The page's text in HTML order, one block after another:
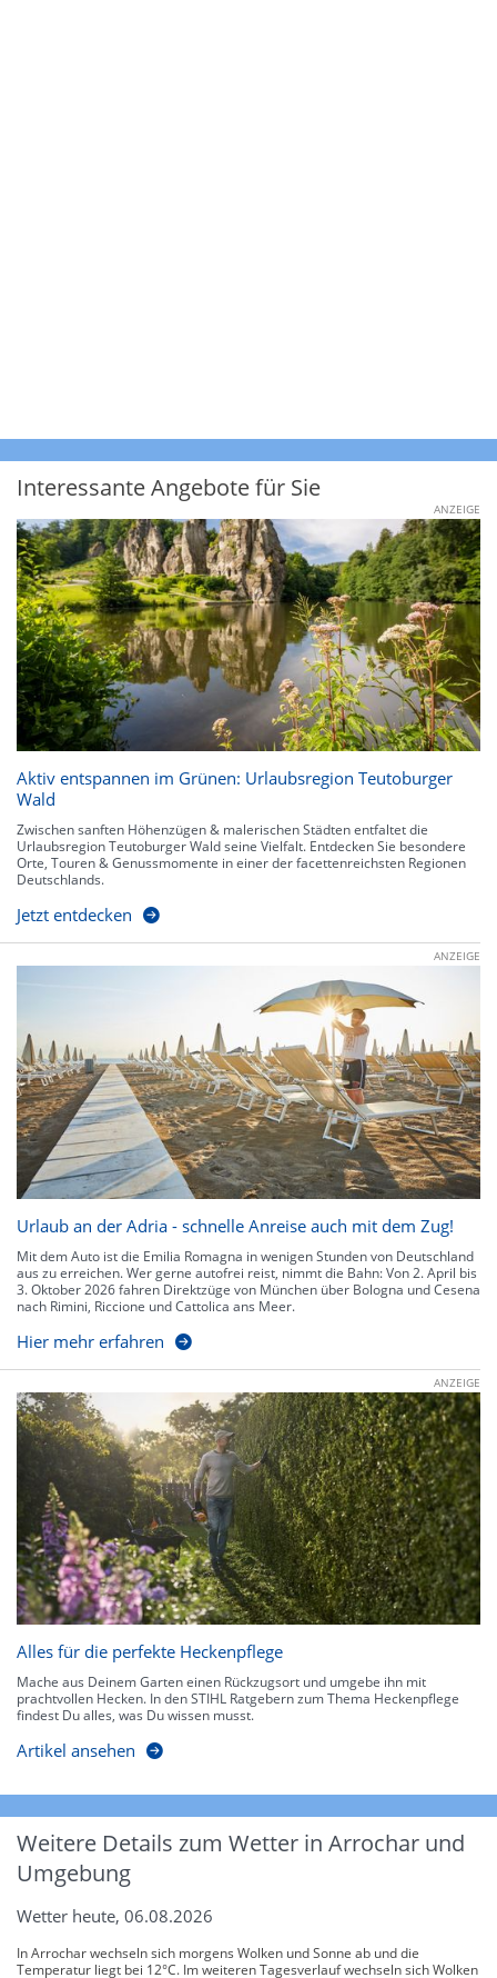
Interessante Angebote für Sie
ANZEIGE
Aktiv entspannen im Grünen: Urlaubsregion Teutoburger
Wald
Zwischen sanften Höhenzügen & malerischen Städten entfaltet die
Urlaubsregion Teutoburger Wald seine Vielfalt. Entdecken Sie besondere
Orte, Touren & Genussmomente in einer der facettenreichsten Regionen
Deutschlands.
Jetzt entdecken
ANZEIGE
Urlaub an der Adria - schnelle Anreise auch mit dem Zug!
Mit dem Auto ist die Emilia Romagna in wenigen Stunden von Deutschland
aus zu erreichen. Wer gerne autofrei reist, nimmt die Bahn: Von 2. April bis
3. Oktober 2026 fahren Direktzüge von München über Bologna und Cesena
nach Rimini, Riccione und Cattolica ans Meer.
Hier mehr erfahren
ANZEIGE
Alles für die perfekte Heckenpflege
Mache aus Deinem Garten einen Rückzugsort und umgebe ihn mit
prachtvollen Hecken. In den STIHL Ratgebern zum Thema Heckenpflege
findest Du alles, was Du wissen musst.
Artikel ansehen
Weitere Details zum Wetter in Arrochar und
Umgebung
Wetter heute, 06.08.2026
In Arrochar wechseln sich morgens Wolken und Sonne ab und die
Temperatur liegt bei 12°C. Im weiteren Tagesverlauf wechseln sich Wolken